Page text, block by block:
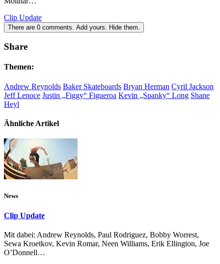
Clip Update
There are 0 comments. Add yours. Hide them.
Share
Themen:
Andrew Reynolds Baker Skateboards Bryan Herman Cyril Jackson
Jeff Lenoce Justin „Figgy“ Figueroa Kevin „Spanky“ Long Shane
Heyl
Ähnliche Artikel
News
Clip Update
Mit dabei: Andrew Reynolds, Paul Rodriguez, Bobby Worrest,
Sewa Kroetkov, Kevin Romar, Neen Williams, Erik Ellington, Joe
O’Donnell…